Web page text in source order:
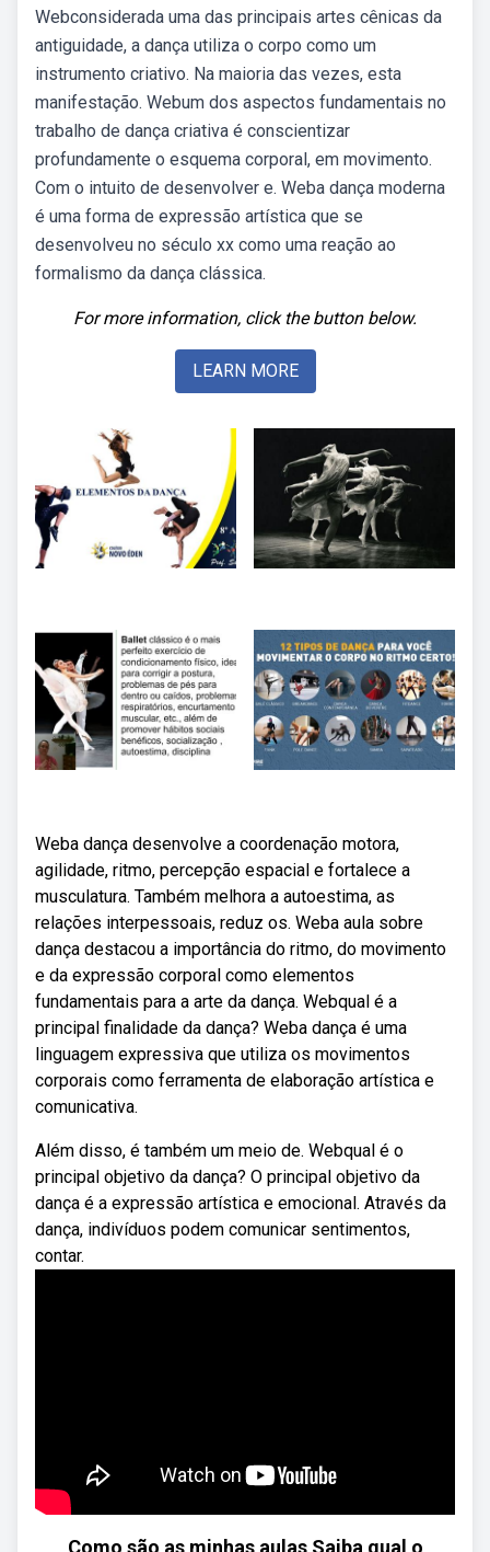
Webconsiderada uma das principais artes cênicas da
antiguidade, a dança utiliza o corpo como um
instrumento criativo. Na maioria das vezes, esta
manifestação. Webum dos aspectos fundamentais no
trabalho de dança criativa é conscientizar
profundamente o esquema corporal, em movimento.
Com o intuito de desenvolver e. Weba dança moderna
é uma forma de expressão artística que se
desenvolveu no século xx como uma reação ao
formalismo da dança clássica.
For more information, click the button below.
LEARN MORE
Weba dança desenvolve a coordenação motora,
agilidade, ritmo, percepção espacial e fortalece a
musculatura. Também melhora a autoestima, as
relações interpessoais, reduz os. Weba aula sobre
dança destacou a importância do ritmo, do movimento
e da expressão corporal como elementos
fundamentais para a arte da dança. Webqual é a
principal finalidade da dança? Weba dança é uma
linguagem expressiva que utiliza os movimentos
corporais como ferramenta de elaboração artística e
comunicativa.
Além disso, é também um meio de. Webqual é o
principal objetivo da dança? O principal objetivo da
dança é a expressão artística e emocional. Através da
dança, indivíduos podem comunicar sentimentos,
contar.
Como são as minhas aulas Saiba qual o